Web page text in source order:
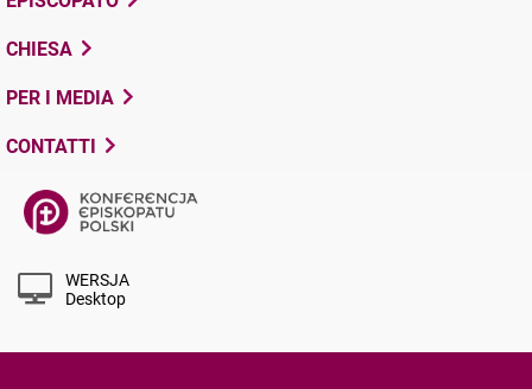
CHIESA
PER I MEDIA
CONTATTI
WERSJA
Desktop